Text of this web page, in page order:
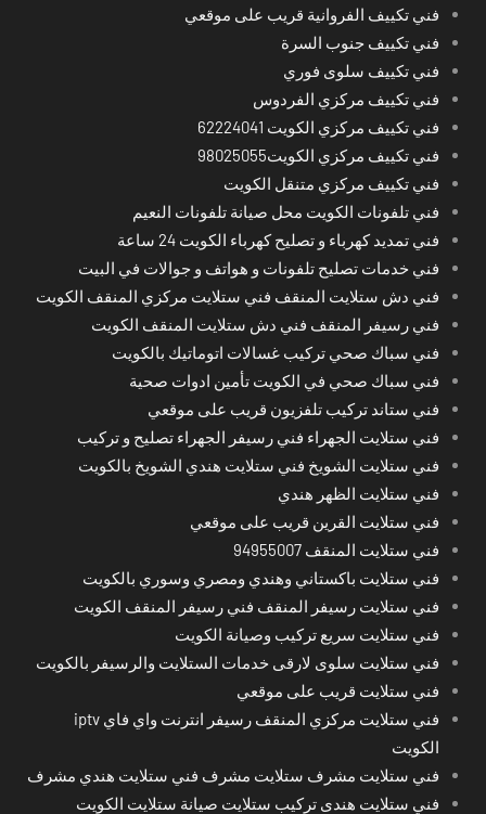
فني تكييف الفروانية قريب على موقعي
فني تكييف جنوب السرة
فني تكييف سلوى فوري
فني تكييف مركزي الفردوس
فني تكييف مركزي الكويت 62224041
فني تكييف مركزي الكويت98025055
فني تكييف مركزي متنقل الكويت
فني تلفونات الكويت محل صيانة تلفونات النعيم
فني تمديد كهرباء و تصليح كهرباء الكويت 24 ساعة
فني خدمات تصليح تلفونات و هواتف و جوالات في البيت
فني دش ستلايت المنقف فني ستلايت مركزي المنقف الكويت
فني رسيفر المنقف فني دش ستلايت المنقف الكويت
فني سباك صحي تركيب غسالات اتوماتيك بالكويت
فني سباك صحي في الكويت تأمين ادوات صحية
فني ستاند تركيب تلفزيون قريب على موقعي
فني ستلايت الجهراء فني رسيفر الجهراء تصليح و تركيب
فني ستلايت الشويخ فني ستلايت هندي الشويخ بالكويت
فني ستلايت الظهر هندي
فني ستلايت القرين قريب على موقعي
فني ستلايت المنقف 94955007
فني ستلايت باكستاني وهندي ومصري وسوري بالكويت
فني ستلايت رسيفر المنقف فني رسيفر المنقف الكويت
فني ستلايت سريع تركيب وصيانة الكويت
فني ستلايت سلوى لارقى خدمات الستلايت والرسيفر بالكويت
فني ستلايت قريب على موقعي
فني ستلايت مركزي المنقف رسيفر انترنت واي فاي iptv
الكويت
فني ستلايت مشرف ستلايت مشرف فني ستلايت هندي مشرف
فني ستلايت هندى تركيب ستلايت صيانة ستلايت الكويت